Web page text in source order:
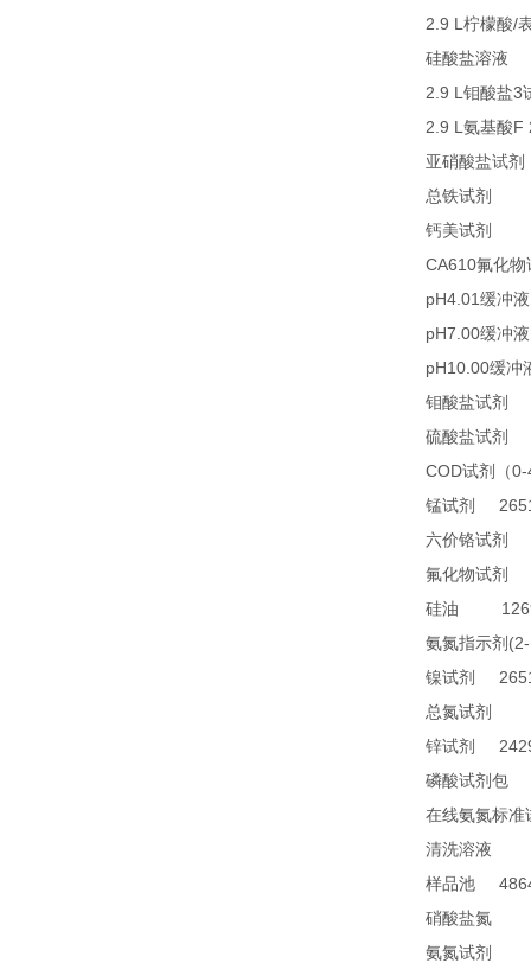
2.9 L 柠檬酸/
硅酸盐溶液
2.9 L 钼酸盐3
2.9 L 氨基酸F
亚硝酸盐试剂
总铁试剂
钙美试剂
CA610氟化物
pH4.01 缓冲液
pH7.00缓冲液
pH10.00缓冲
钼酸盐试剂
硫酸盐试剂
COD试剂（
锰试剂
六价铬试剂
氟化物试剂
硅油
氨氮指示剂
镍试剂
总氮试剂
锌试剂
磷酸试剂包
在线氨氮标准
清洗溶液
样品池
硝酸盐氮
氨氮试剂